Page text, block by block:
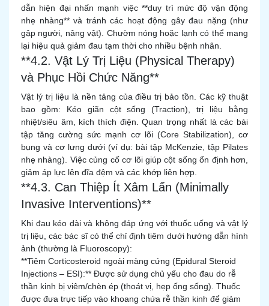
dẫn hiện đại nhấn mạnh việc **duy trì mức độ vận động
nhẹ nhàng** và tránh các hoạt động gây đau nặng (như
gập người, nâng vật). Chườm nóng hoặc lạnh có thể mang
lại hiệu quả giảm đau tạm thời cho nhiều bệnh nhân.
**4.2. Vật Lý Trị Liệu (Physical Therapy)
và Phục Hồi Chức Năng**
Vật lý trị liệu là nền tảng của điều trị bảo tồn. Các kỹ thuật
bao gồm: Kéo giãn cột sống (Traction), trị liệu bằng
nhiệt/siêu âm, kích thích điện. Quan trọng nhất là các bài
tập tăng cường sức mạnh cơ lõi (Core Stabilization), cơ
bụng và cơ lưng dưới (ví dụ: bài tập McKenzie, tập Pilates
nhẹ nhàng). Việc củng cố cơ lõi giúp cột sống ổn định hơn,
giảm áp lực lên đĩa đệm và các khớp liên hợp.
**4.3. Can Thiệp Ít Xâm Lấn (Minimally
Invasive Interventions)**
Khi đau kéo dài và không đáp ứng với thuốc uống và vật lý
trị liệu, các bác sĩ có thể chỉ định tiêm dưới hướng dẫn hình
ảnh (thường là Fluoroscopy):
**Tiêm Corticosteroid ngoài màng cứng (Epidural Steroid
Injections – ESI):** Được sử dụng chủ yếu cho đau do rễ
thần kinh bị viêm/chèn ép (thoát vị, hẹp ống sống). Thuốc
được đưa trực tiếp vào khoang chứa rễ thần kinh để giảm